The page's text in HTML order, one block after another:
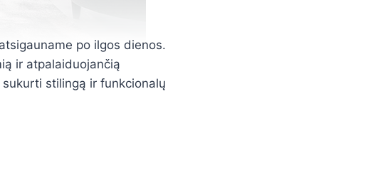
po ilgos dienos.
ir atpalaiduojančią
stilingą ir funkcionalų